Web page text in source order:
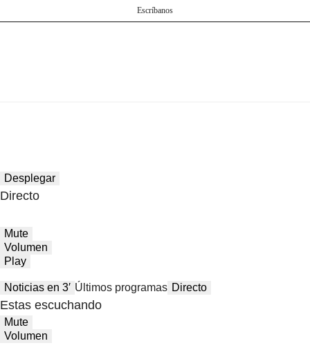
Escríbanos
Desplegar
Directo
Mute
Volumen
Play
Noticias en 3′ Últimos programas Directo
Estas escuchando
Mute
Volumen